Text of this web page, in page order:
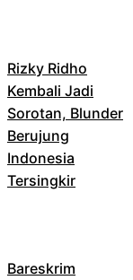
Rizky Ridho
Kembali Jadi
Sorotan, Blunder
Berujung
Indonesia
Tersingkir
Bareskrim